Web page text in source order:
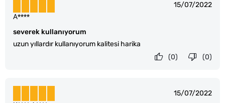
15/07/2022
severek kullanıyorum
uzun yıllardır kullanıyorum kalitesi harika
A****
(0)
(0)
15/07/2022